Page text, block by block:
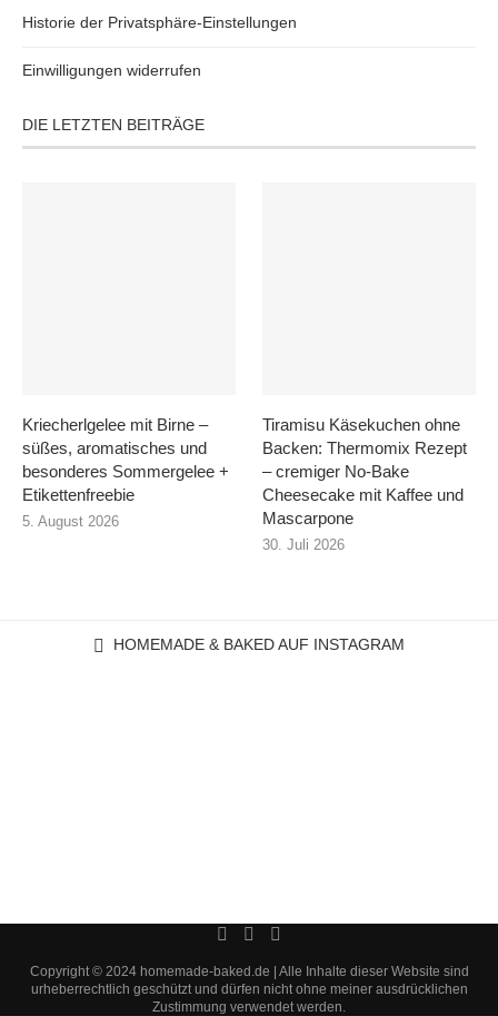
Historie der Privatsphäre-Einstellungen
Einwilligungen widerrufen
DIE LETZTEN BEITRÄGE
Kriecherlgelee mit Birne –
süßes, aromatisches und
besonderes Sommergelee +
Etikettenfreebie
5. August 2026
Tiramisu Käsekuchen ohne
Backen: Thermomix Rezept
– cremiger No-Bake
Cheesecake mit Kaffee und
Mascarpone
30. Juli 2026
HOMEMADE & BAKED AUF INSTAGRAM
Copyright © 2024 homemade-baked.de | Alle Inhalte dieser Website sind
urheberrechtlich geschützt und dürfen nicht ohne meiner ausdrücklichen
Zustimmung verwendet werden.